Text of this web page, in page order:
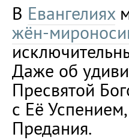
В Евангелиях
жён-
Даже об
Пресвятой
с Её
Предания.